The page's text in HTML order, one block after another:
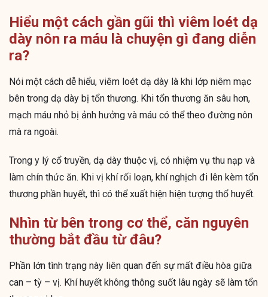
Hiểu một cách gần gũi thì viêm loét dạ
dày nôn ra máu là chuyện gì đang diễn
ra?
Nói một cách dễ hiểu, viêm loét dạ dày là khi lớp niêm mạc
bên trong dạ dày bị tổn thương. Khi tổn thương ăn sâu hơn,
mạch máu nhỏ bị ảnh hưởng và máu có thể theo đường nôn
mà ra ngoài.
Trong y lý cổ truyền, dạ dày thuộc vị, có nhiệm vụ thu nạp và
làm chín thức ăn. Khi vị khí rối loạn, khí nghịch đi lên kèm tổn
thương phần huyết, thì có thể xuất hiện hiện tượng thổ huyết.
Nhìn từ bên trong cơ thể, căn nguyên
thường bắt đầu từ đâu?
Phần lớn tình trạng này liên quan đến sự mất điều hòa giữa
can – tỳ – vị. Khí huyết không thông suốt lâu ngày sẽ làm tổn